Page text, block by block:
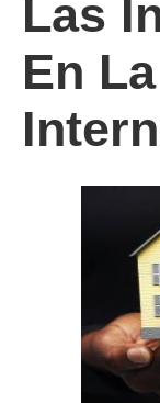
Las
En